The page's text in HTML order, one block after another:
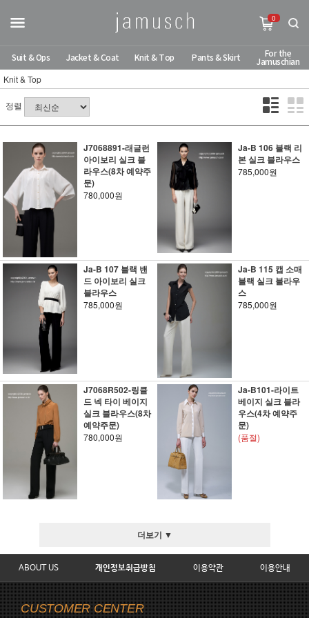
0
Suit & Ops Jacket & Coat Knit & Top Pants & Skirt
For the
Jamuschian
Knit & Top
정렬
J7068891-래글런
아이보리 실크 블
라우스(8차 예약주
문)
780,000원
Ja-B 106 블랙 리
본 실크 블라우스
785,000원
Ja-B 107 블랙 밴
드 아이보리 실크
블라우스
785,000원
Ja-B 115 캡 소매
블랙 실크 블라우
스
785,000원
J7068R502-링클
드 넥 타이 베이지
실크 블라우스(8차
예약주문)
780,000원
Ja-B101-라이트
베이지 실크 블라
우스(4차 예약주
문)
(품절)
더보기 ▼
ABOUT US 개인정보취급방침 이용약관 이용안내
CUSTOMER CENTER